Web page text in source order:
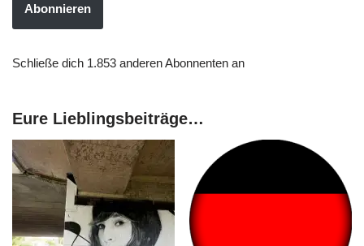
Abonnieren
Schließe dich 1.853 anderen Abonnenten an
Eure Lieblingsbeiträge…